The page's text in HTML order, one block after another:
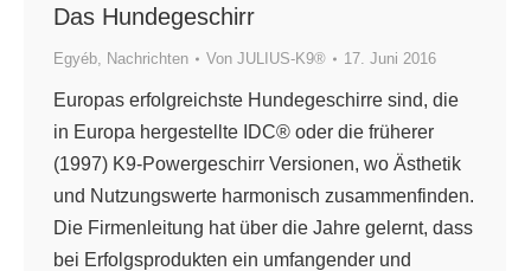
Das Hundegeschirr
Egyéb, Nachrichten Von JULIUS-K9® 17. Juni 2016
Europas erfolgreichste Hundegeschirre sind, die
in Europa hergestellte IDC® oder die früherer
(1997) K9-Powergeschirr Versionen, wo Ästhetik
und Nutzungswerte harmonisch zusammenfinden.
Die Firmenleitung hat über die Jahre gelernt, dass
bei Erfolgsprodukten ein umfangender und